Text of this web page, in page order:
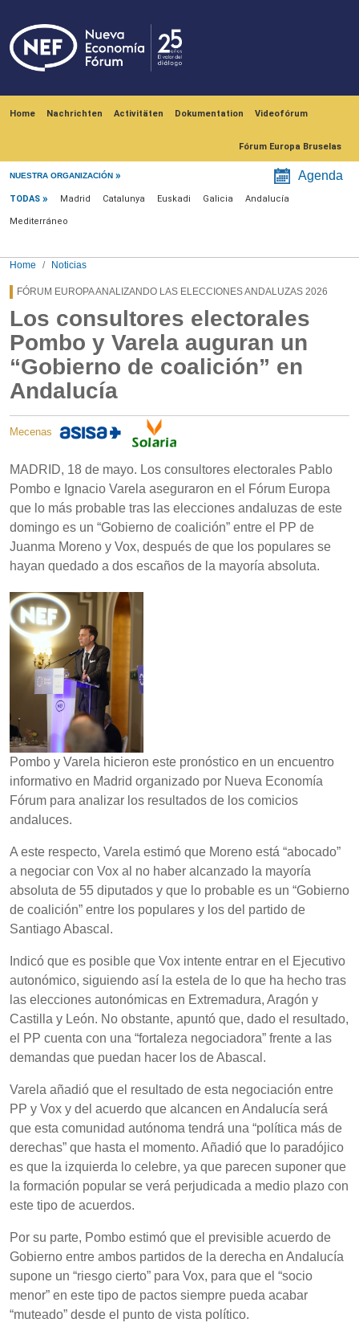
Home Nachrichten Activitäten Dokumentation Videofórum
Fórum Europa Bruselas
NUESTRA ORGANIZACIÓN Agenda
Menú noticias
TODAS Madrid Catalunya Euskadi Galicia Andalucía
Mediterráneo
Home Noticias
FÓRUM EUROPA ANALIZANDO LAS ELECCIONES ANDALUZAS 2026
Los consultores electorales
Pombo y Varela auguran un
“Gobierno de coalición” en
Andalucía
Mecenas
MADRID, 18 de mayo. Los consultores electorales Pablo
Pombo e Ignacio Varela aseguraron en el Fórum Europa
que lo más probable tras las elecciones andaluzas de este
domingo es un “Gobierno de coalición” entre el PP de
Juanma Moreno y Vox, después de que los populares se
hayan quedado a dos escaños de la mayoría absoluta.
Pombo y Varela hicieron este pronóstico en un encuentro
informativo en Madrid organizado por Nueva Economía
Fórum para analizar los resultados de los comicios
andaluces.
A este respecto, Varela estimó que Moreno está “abocado”
a negociar con Vox al no haber alcanzado la mayoría
absoluta de 55 diputados y que lo probable es un “Gobierno
de coalición” entre los populares y los del partido de
Santiago Abascal.
Indicó que es posible que Vox intente entrar en el Ejecutivo
autonómico, siguiendo así la estela de lo que ha hecho tras
las elecciones autonómicas en Extremadura, Aragón y
Castilla y León. No obstante, apuntó que, dado el resultado,
el PP cuenta con una “fortaleza negociadora” frente a las
demandas que puedan hacer los de Abascal.
Varela añadió que el resultado de esta negociación entre
PP y Vox y del acuerdo que alcancen en Andalucía será
que esta comunidad autónoma tendrá una “política más de
derechas” que hasta el momento. Añadió que lo paradójico
es que la izquierda lo celebre, ya que parecen suponer que
la formación popular se verá perjudicada a medio plazo con
este tipo de acuerdos.
Por su parte, Pombo estimó que el previsible acuerdo de
Gobierno entre ambos partidos de la derecha en Andalucía
supone un “riesgo cierto” para Vox, para que el “socio
menor” en este tipo de pactos siempre pueda acabar
“muteado” desde el punto de vista político.